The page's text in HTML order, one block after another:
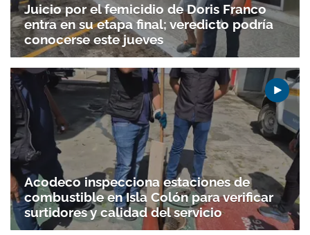
Juicio por el femicidio de Doris Franco
entra en su etapa final; veredicto podría
conocerse este jueves
Acodeco inspecciona estaciones de
combustible en Isla Colón para verificar
surtidores y calidad del servicio